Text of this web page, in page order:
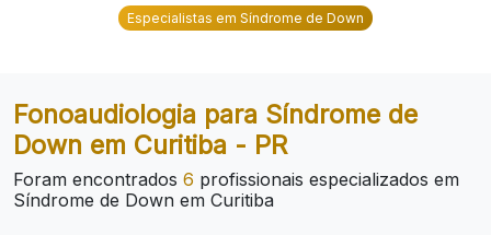
Especialistas em Síndrome de Down
Fonoaudiologia para Síndrome de
Down em Curitiba - PR
Foram encontrados 6 profissionais especializados em
Síndrome de Down em Curitiba